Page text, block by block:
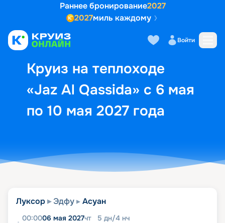
Раннее бронирование2027
2027миль каждому
Войти
Круиз на теплоходе
«Jaz Al Qassida» с 6 мая
по 10 мая 2027 года
Выбор кают Маршрут и
Луксор Эдфу Асуан
00:0006 мая 2027чт 5 дн/4 нч